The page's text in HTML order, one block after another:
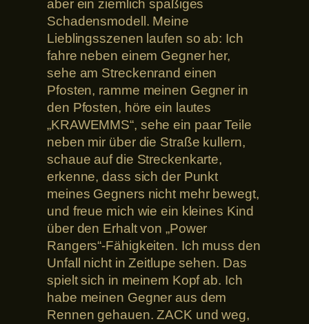
aber ein ziemlich spaßiges
Schadensmodell. Meine
Lieblingsszenen laufen so ab: Ich
fahre neben einem Gegner her,
sehe am Streckenrand einen
Pfosten, ramme meinen Gegner in
den Pfosten, höre ein lautes
„KRAWEMMS“, sehe ein paar Teile
neben mir über die Straße kullern,
schaue auf die Streckenkarte,
erkenne, dass sich der Punkt
meines Gegners nicht mehr bewegt,
und freue mich wie ein kleines Kind
über den Erhalt von „Power
Rangers“-Fähigkeiten. Ich muss den
Unfall nicht in Zeitlupe sehen. Das
spielt sich in meinem Kopf ab. Ich
habe meinen Gegner aus dem
Rennen gehauen. ZACK und weg,